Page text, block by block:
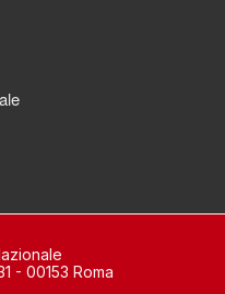
- 00153 Roma